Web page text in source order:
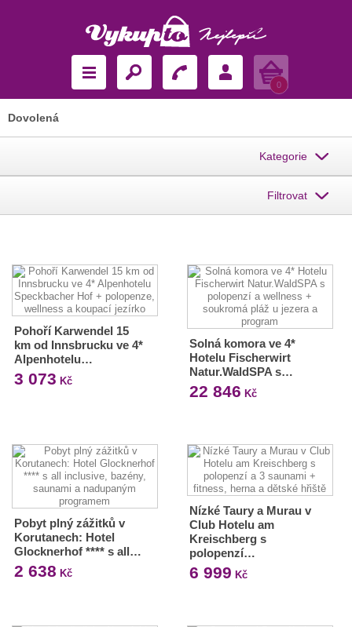
Košík
0
Dovolená
Kategorie
Filtrovat
Pohoří Karwendel 15
km od Innsbrucku ve 4*
Alpenhotelu…
3 073 Kč
Solná komora ve 4*
Hotelu Fischerwirt
Natur.WaldSPA s…
22 846 Kč
Pobyt plný zážitků v
Korutanech: Hotel
Glocknerhof **** s all…
2 638 Kč
Nízké Taury a Murau v
Club Hotelu am
Kreischberg s
polopenzí…
6 999 Kč